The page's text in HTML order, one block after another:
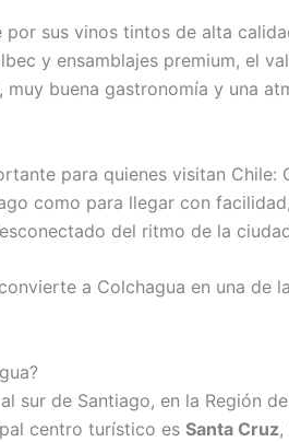
sus vinos tintos de alta
y ensamblajes premium, el
buena gastronomía y una
para quienes visitan Chile:
como para llegar con
del ritmo de la
a Colchagua en una de
sur de Santiago, en la Región
centro turístico es Santa Cruz,